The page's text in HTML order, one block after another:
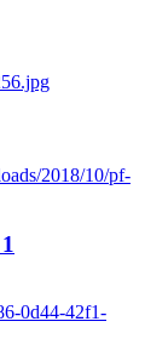
2018/10/pf-
0d44-42f1-